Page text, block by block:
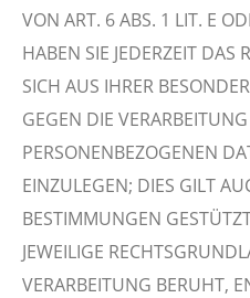
VON ART. 6 ABS. 1 LIT. E
HABEN SIE JEDERZEIT DAS
SICH AUS IHRER
GEGEN DIE
PERSONENBEZOGENEN
EINZULEGEN; DIES GILT
BESTIMMUNGEN
JEWEILIGE
VERARBEITUNG BERUHT,